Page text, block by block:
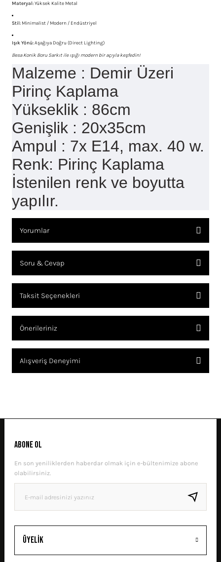
Materyal:Yüksek Kalite Metal
Stil: Minimalist / Modern / Endüstriyel
Işık Yönü:Aşağıya Doğru (Direct Lighting)
Besa Konik Boru Sarkıt ile ışığı modern bir açıyla keşfedin!
Malzeme : Demir Üzeri
Pirinç Kaplama
Yükseklik : 86cm
Genişlik : 20x35cm
Ampul : 7x E14, max. 40 w.
Renk: Pirinç Kaplama
İstenilen renk ve boyutta
yapılır.
Yorumlar
Soru & Cevap
Taksit Seçenekleri
Önerileriniz
konularda yetersiz gördüğünüz noktaları öneri formunu kullanarak
tarafımıza iletebilirsiniz.
Ürün fiyatı diğer sitelerden daha pahalı.
Bu ürüne benzer farklı alternatifler olmalı.
GÖNDER
Alışveriş Deneyimi
Üyelik
ABONE OL
En son yeniliklerden haberdar olmak için e-bültenimize abone
olabilirsiniz.